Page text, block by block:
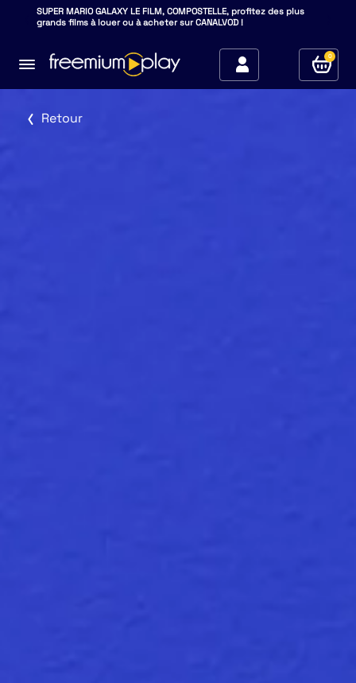
SUPER MARIO GALAXY LE FILM, COMPOSTELLE, profitez des plus
grands films à louer ou à acheter sur CANALVOD !
0
Retour